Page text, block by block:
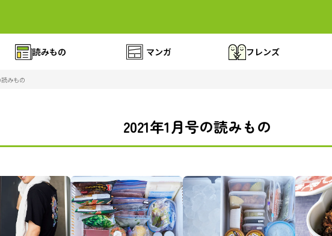
読みもの マンガ フレンズ
みもの
2021年1月号の読みもの